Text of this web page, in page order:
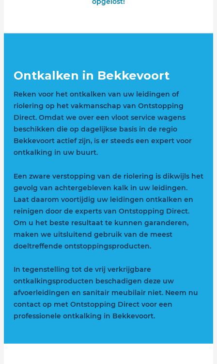
Ontkalken in Bekkevoort
Reken voor het ontkalken van uw leidingen of
riolering op het vakmanschap van Ontstopping
Direct. Omdat we over een vloot service wagens
beschikken die op dagelijkse basis in de regio
Bekkevoort actief zijn, is er steeds een expert voor
ontkalking in uw buurt.
Een zware verstopping van de riolering is dikwijls het
gevolg van achtergebleven kalk in uw leidingen.
Laat daarom voortijdig uw leidingen ontkalken en
reinigen door de experts van Ontstopping Direct.
Om u het beste resultaat te kunnen garanderen,
maken we uitsluitend gebruik van de meest
doeltreffende ontstoppingsproducten.
In tegenstelling tot de vrij verkrijgbare
ontkalkingsproducten beschadigen deze uw
afvoerleidingen en sanitair meubilair niet. Neem nu
contact op met Ontstopping Direct voor een
professionele ontkalking in Bekkevoort.